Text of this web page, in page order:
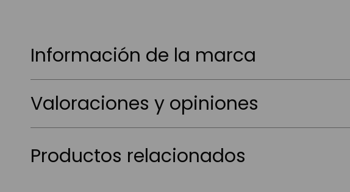
Información de la marca
Valoraciones y opiniones
Productos relacionados